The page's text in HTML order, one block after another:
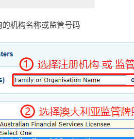
机构名称或监管号码